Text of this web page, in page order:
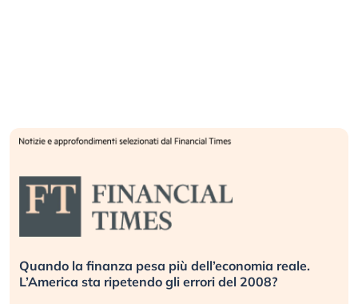
Quando la finanza pesa più dell’economia reale.
L’America sta ripetendo gli errori del 2008?